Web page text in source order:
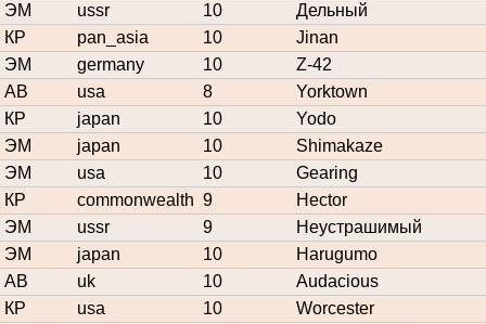
ЭМ
ussr 10
Дельный
КР
pan_asia 10
Jinan
ЭМ
germany 10
Z-42
АВ
usa 8
Yorktown
КР
japan 10
Yodo
ЭМ
japan 10
Shimakaze
ЭМ
usa 10
Gearing
КР
commonwealth 9
Hector
ЭМ
ussr 9
Неустрашимый
ЭМ
japan 10
Harugumo
АВ
uk 10
Audacious
КР
usa 10
Worcester